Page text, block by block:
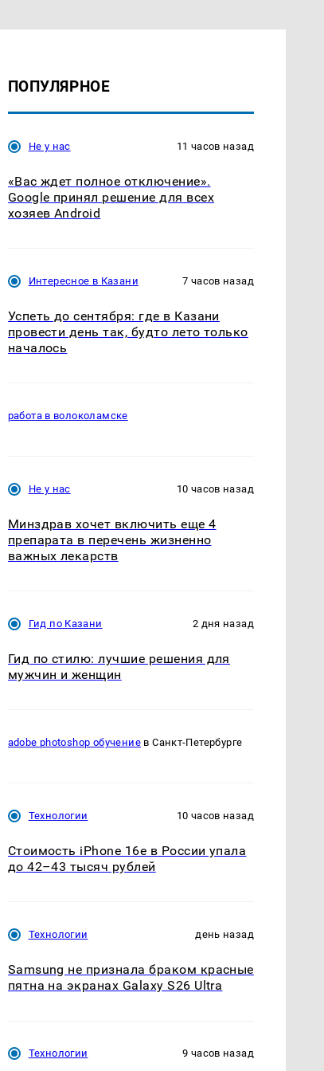
В магазинах России
СМИ: В Химках на
полицейскую
ПОПУЛЯРНОЕ
Не у нас 11 часов назад
«Вас ждет полное отключение».
Google принял решение для всех
хозяев Android
Интересное в Казани 7 часов назад
Успеть до сентября: где в Казани
провести день так, будто лето только
началось
работа в волоколамске
Не у нас 10 часов назад
Минздрав хочет включить еще 4
препарата в перечень жизненно
важных лекарств
Гид по Казани 2 дня назад
Гид по стилю: лучшие решения для
мужчин и женщин
adobe photoshop обучениев Санкт-Петербурге
Технологии 10 часов назад
Стоимость iPhone 16e в России упала
до 42–43 тысяч рублей
Технологии день назад
Samsung не признала браком красные
пятна на экранах Galaxy S26 Ultra
Технологии 9 часов назад